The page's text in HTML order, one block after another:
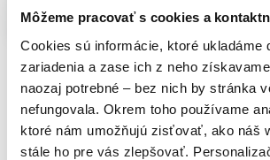
Môžeme pracovať s cookies a
Cookies sú informácie, ktoré ukladáme
zariadenia a zase ich z neho
naozaj potrebné – bez nich by stránka
nefungovala. Okrem toho používame
ktoré nám umožňujú zisťovať, ako náš
stále ho pre vás zlepšovať.
Joseph Nguyen
11,84€
Na sklade
Neverte všetkému, čo si myslíte
Joseph Nguyen
12,60€